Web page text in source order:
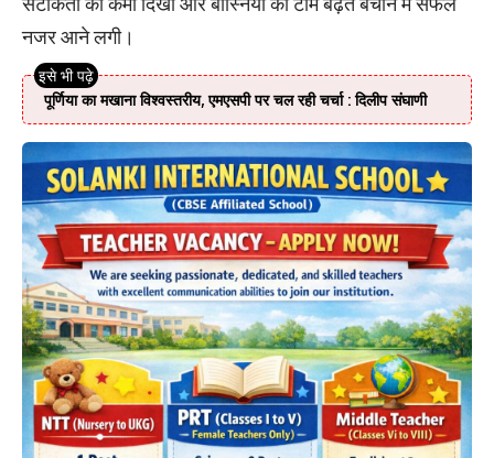
नजर आने लगी।
पूर्णिया का मखाना विश्वस्तरीय, एमएसपी पर चल रही चर्चा : दिलीप संघाणी